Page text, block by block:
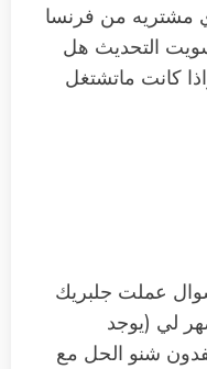
مشتريه من فرنسا
التحديث هل
كانت ماتشتغل
عملت جلبريك
لي (يوجد
شنو الحل مع